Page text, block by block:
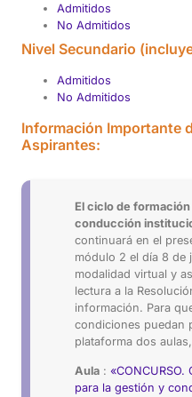
Admitidos
No Admitidos
Nivel Secundario
Admitidos
No Admitidos
Información Importante
Aspirantes:
El ciclo de
conducción
continuará en el
módulo 2 el día 8 de
modalidad virtual y
lectura a la
información. Para
condiciones puedan
plataforma dos
Aula :
para la gestión y